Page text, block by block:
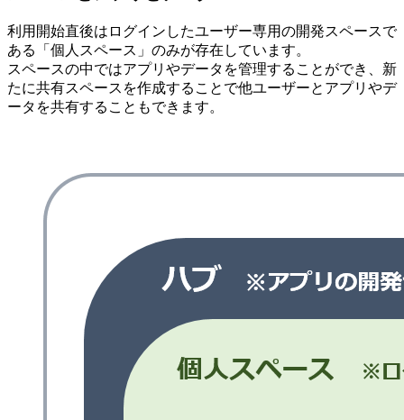
利用開始直後はログインしたユーザー専用の開発スペースで
ある「個人スペース」のみが存在しています。
スペースの中ではアプリやデータを管理することができ、新
たに共有スペースを作成することで他ユーザーとアプリやデ
ータを共有することもできます。